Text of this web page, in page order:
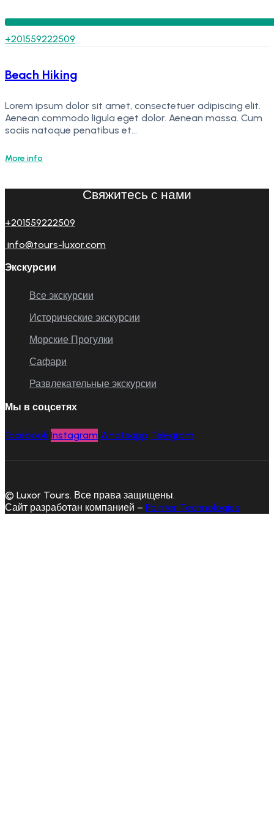
+201559222509
Beach Hiking
Lorem ipsum dolor sit amet, consectetuer adipiscing elit.
Aenean commodo ligula eget dolor. Aenean massa. Cum
sociis natoque penatibus et…
More info
Свяжитесь с нами
+201559222509
info@tours-luxor.com
Экскурсии
Все экскурсии
Исторические экскурсии
Морские Прогулки
Сафари
Развлекательные экскурсии
Мы в соцсетях
Facebook Instagram Whatsapp Telegram
© Luxor Tours. Все права защищены.
Сайт разработан компанией – Pointer Technologies